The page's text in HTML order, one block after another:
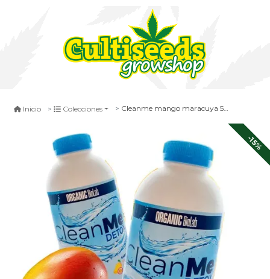
Inicio Colecciones Cleanme mango maracuya 500 ml
-15%